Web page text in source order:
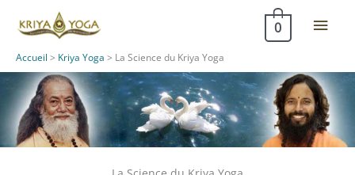
0
Accueil > Kriya Yoga > La Science du Kriya Yoga